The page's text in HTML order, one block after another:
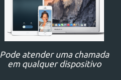
Pode atender uma chamada
em qualquer dispositivo